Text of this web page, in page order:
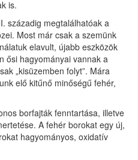
is.
századig megtalálhatóak a
Most már csak a szemünk
elavult, újabb eszközök
ősi hagyományai vannak a
„kisüzemben folyt”. Mára
elő kitűnő minőségű fehér,
borfajták fenntartása, illetve
A fehér borokat egy új,
hagyományos, oxidatív